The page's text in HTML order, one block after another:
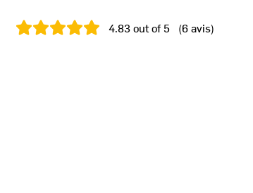
4.83out of 5 (6avis)